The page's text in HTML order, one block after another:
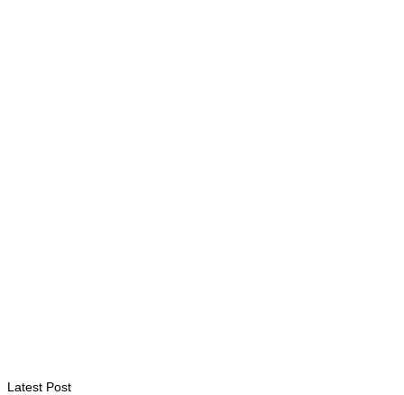
Latest Post